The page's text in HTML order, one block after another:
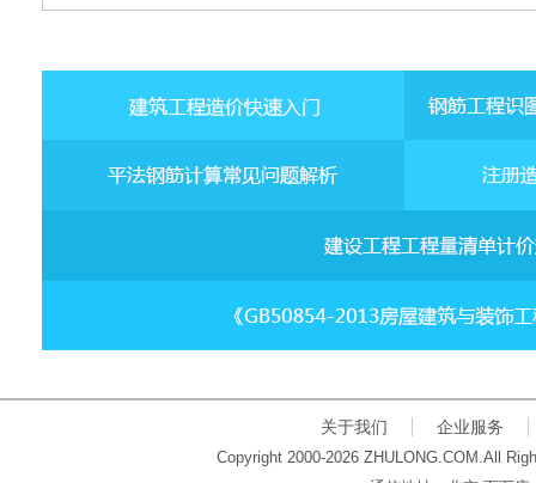
关于我们 企业服务
Copyright 2000-2026 ZHULONG.COM.All